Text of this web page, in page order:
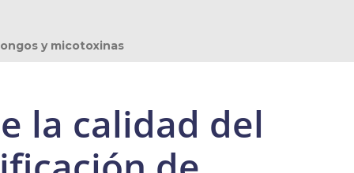
y micotoxinas
la calidad del